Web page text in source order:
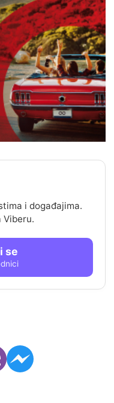
i događajima.
Viberu.
se